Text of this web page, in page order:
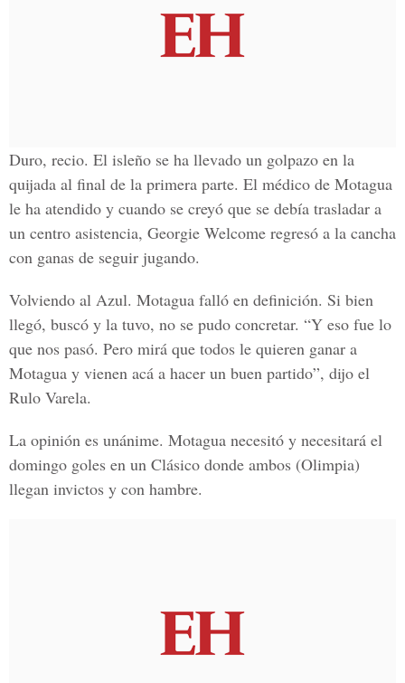
Duro, recio. El isleño se ha llevado un golpazo en la
quijada al final de la primera parte. El médico de Motagua
le ha atendido y cuando se creyó que se debía trasladar a
un centro asistencia, Georgie Welcome regresó a la cancha
con ganas de seguir jugando.
Volviendo al Azul. Motagua falló en definición. Si bien
llegó, buscó y la tuvo, no se pudo concretar. “Y eso fue lo
que nos pasó. Pero mirá que todos le quieren ganar a
Motagua y vienen acá a hacer un buen partido”, dijo el
Rulo Varela.
La opinión es unánime. Motagua necesitó y necesitará el
domingo goles en un Clásico donde ambos (Olimpia)
llegan invictos y con hambre.